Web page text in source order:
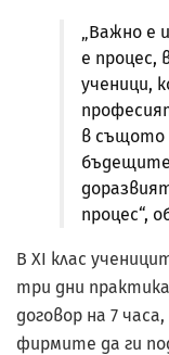
„Важно е
е процес,
ученици,
в същото
бъдещите
процес“,
В XI клас
три дни
договор на 7
фирмите да ги